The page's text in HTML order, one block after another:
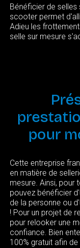
Bénéficier de
scooter permet
Adieu les
selle sur mesure
pour
Cette entreprise
en matière de
mesure. Ainsi, pour
pouvez bénéficier
de la personne ou
! Pour un projet de
pour relooker une
confiance. Bien
100% gratuit afin